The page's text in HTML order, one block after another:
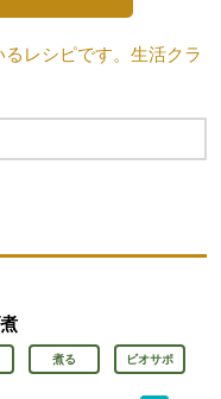
レシピです。生活クラ
ます。
煮る ビオサポ